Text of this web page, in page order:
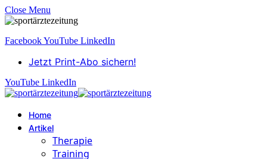
Close Menu
FacebookYouTube LinkedIn
Jetzt Print-Abo sichern!
YouTube LinkedIn
Home
Artikel
Therapie
Training